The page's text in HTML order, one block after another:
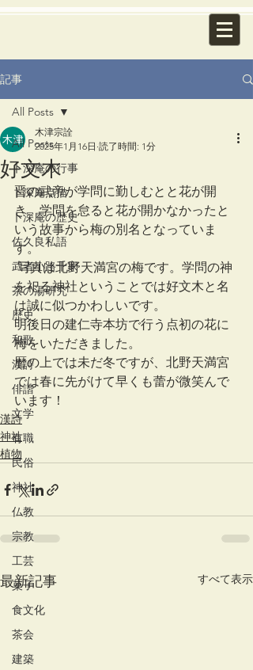
記事
All Posts
卜深庵の行事
卜深庵点描
卜深庵の歴史
佐久良私語
武者小路千家
茶の湯研究
歴史
和歌
漢詩
俳諧
文学
有職
民俗
神社
仏教
宗教
工芸
菓子
食文化
茶会
建築
All Posts
好文木
木津宗詮
2025年1月16日 読了時間: 1分
晋の武帝が学問に勤しむとと花が開
き、学問を怠ると花が開かなかったと
いう故事から梅の別名となっていま
す。
写真は北野天満宮の梅です。学問の神
を祀る神社ということでは好文木と名
は誠に似つかわしいです。
明後日の建仁寺本坊で行う点初の花に
梅をいただきました。
暦の上では未だ冬ですが、北野天満宮
では春に先がけて早くも蕾が微笑んで
います！
漢詩
神社
植物
最新記事 すべて表示